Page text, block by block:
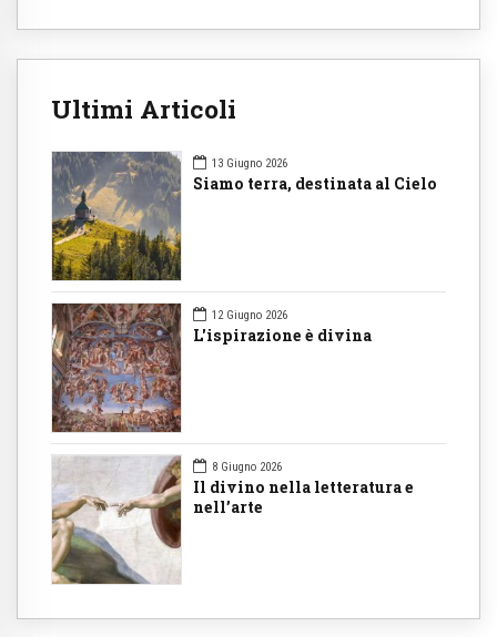
Ultimi Articoli
13 Giugno 2026
Siamo terra, destinata al Cielo
12 Giugno 2026
L'ispirazione è divina
8 Giugno 2026
Il divino nella letteratura e
nell’arte